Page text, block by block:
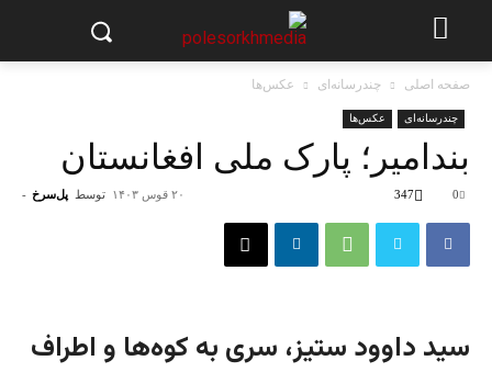
صفحه اصلی چندرسانه‌ای عکس‌ها
چندرسانه‌ای عکس‌ها
بندامیر؛ پارک ملی افغانستان
توسط پل‌سرخ - ۲۰ قوس ۱۴۰۳ 0
347
سید داوود ستیز، سری به کوه‌ها و اطراف